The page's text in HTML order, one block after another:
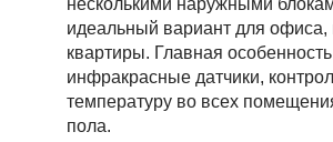
идеальный вариант для офиса,
квартиры. Главная
инфракрасные датчики,
температуру во всех
пола.